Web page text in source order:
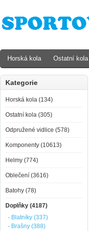
Kategorie
Horská kola (134)
Ostatní kola (305)
Odpružené vidlice (578)
Komponenty (10613)
Helmy (774)
Oblečení (3616)
Batohy (78)
Doplňky (4187)
- Blatníky (337)
- Brašny (388)
Horská kola Ostatní kola